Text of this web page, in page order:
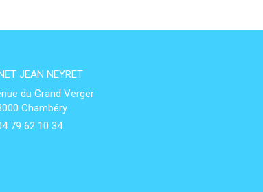
JEAN NEYRET
du Grand Verger
Chambéry
79 62 10 34